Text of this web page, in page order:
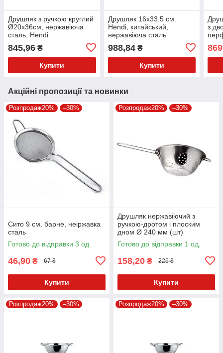
Друшляк з ручкою круглий
Ø20x36см, нержавіюча
сталь, Hendi
845,96 ₴
Купити
Друшляк 16х33.5 см.
Hendi, китайський,
нержавіюча сталь
988,84₴
Купити
з
Акційні пропозиції та новинки
Розпродаж20% –30%
Сито 9 см. барне, неіржавка
сталь
Готово до відправки 3 од.
46,90 ₴ 67 ₴
Купити
Розпродаж20% –30%
Друшляк нержавіючий з
ручкою-дротом і плоским
дном Ø 240 мм (шт)
Готово до відправки 1 од.
158,20 ₴ 226 ₴
Купити
Розпродаж20% –30% Розпродаж20% –30%